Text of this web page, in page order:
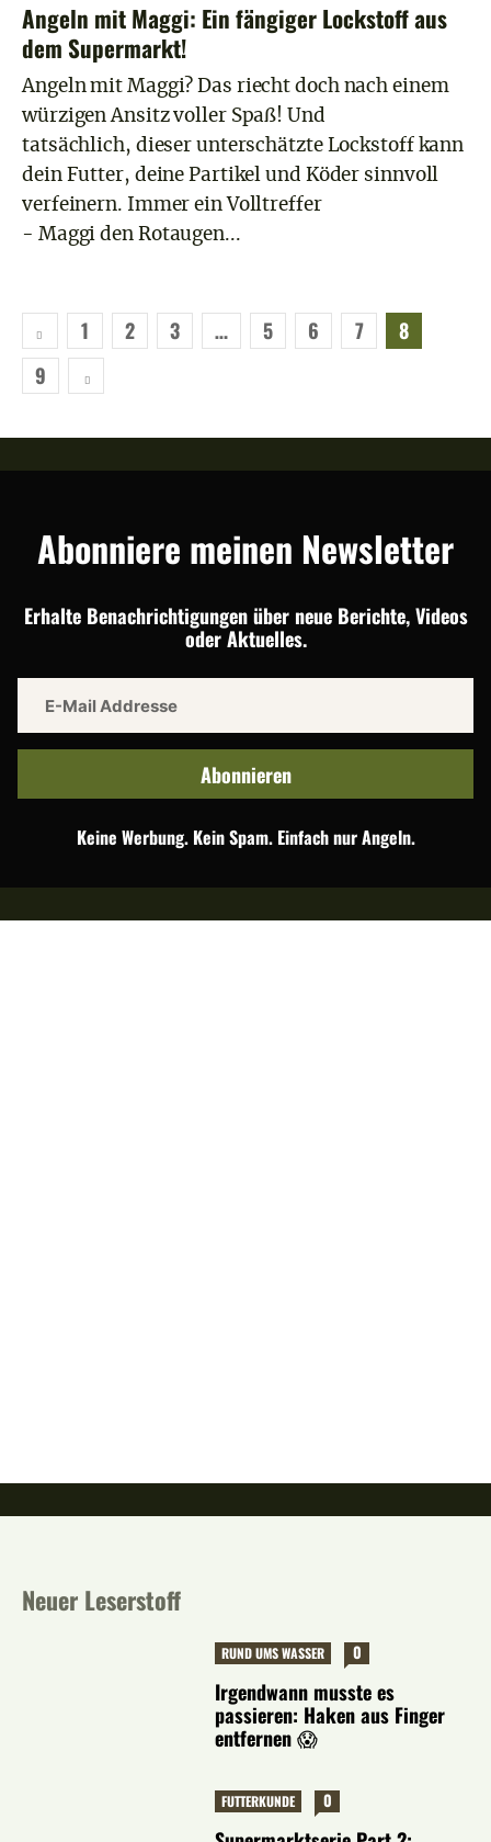
Angeln mit Maggi: Ein fängiger Lockstoff aus
dem Supermarkt!
Angeln mit Maggi? Das riecht doch nach einem
würzigen Ansitz voller Spaß! Und
tatsächlich, dieser unterschätzte Lockstoff kann
dein Futter, deine Partikel und Köder sinnvoll
verfeinern. Immer ein Volltreffer
- Maggi den Rotaugen...
1 2 3 … 5 6 7
8
9
Abonniere meinen Newsletter
Erhalte Benachrichtigungen über neue Berichte, Videos
oder Aktuelles.
Abonnieren
Keine Werbung. Kein Spam. Einfach nur Angeln.
Neuer Leserstoff
RUND UMS WASSER 0
Irgendwann musste es
passieren: Haken aus Finger
entfernen 😱
FUTTERKUNDE 0